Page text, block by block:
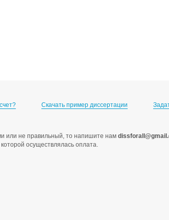
Скачать пример диссертации
или не правильный, то напишите нам
которой осуществлялась оплата.